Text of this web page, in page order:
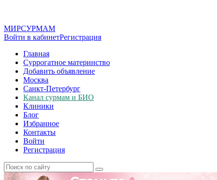
МИРСУРМАМ
Войти в кабинетРегистрация
Главная
Суррогатное материнство
Добавить объявление
Москва
Санкт-Петербург
Канал сурмам и БИО
Клиники
Блог
Избранное
Контакты
Войти
Регистрация